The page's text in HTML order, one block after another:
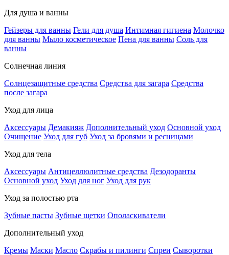
Для душа и ванны
Гейзеры для ванны Гели для душа Интимная гигиена Молочко
для ванны Мыло косметическое Пена для ванны Соль для
ванны
Солнечная линия
Солнцезащитные средства Средства для загара Средства
после загара
Уход для лица
Аксессуары Демакияж Дополнительный уход Основной уход
Очищение Уход для губ Уход за бровями и ресницами
Уход для тела
Аксессуары Антицеллюлитные средства Дезодоранты
Основной уход Уход для ног Уход для рук
Уход за полостью рта
Зубные пасты Зубные щетки Ополаскиватели
Дополнительный уход
Кремы Маски Масло Скрабы и пилинги Спреи Сыворотки